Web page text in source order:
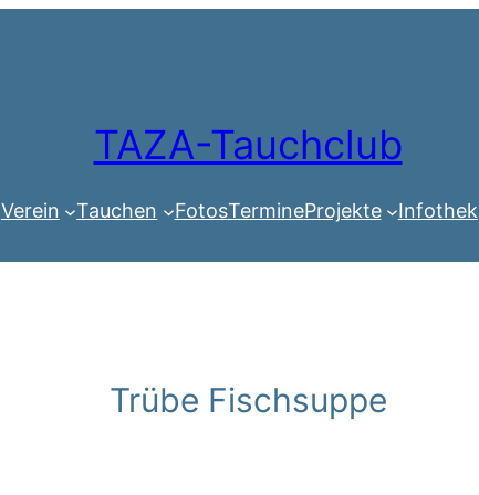
TAZA-Tauchclub
Verein Tauchen FotosTermineProjekte Infothek
Trübe Fischsuppe